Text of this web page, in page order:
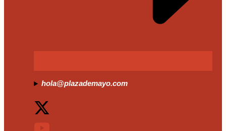
hola@plazademayo.com